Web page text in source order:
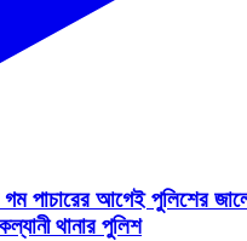
পাচারের আগেই পুলিশের
থানার পুলিশ